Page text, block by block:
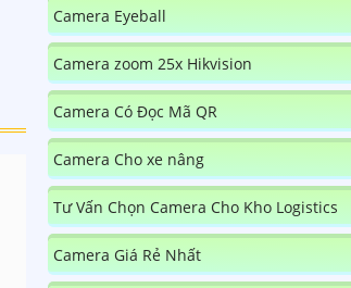
Camera Eyeball
Camera zoom 25x Hikvision
Camera Có Đọc Mã QR
Camera Cho xe nâng
Tư Vấn Chọn Camera Cho Kho Logistics
Camera Giá Rẻ Nhất